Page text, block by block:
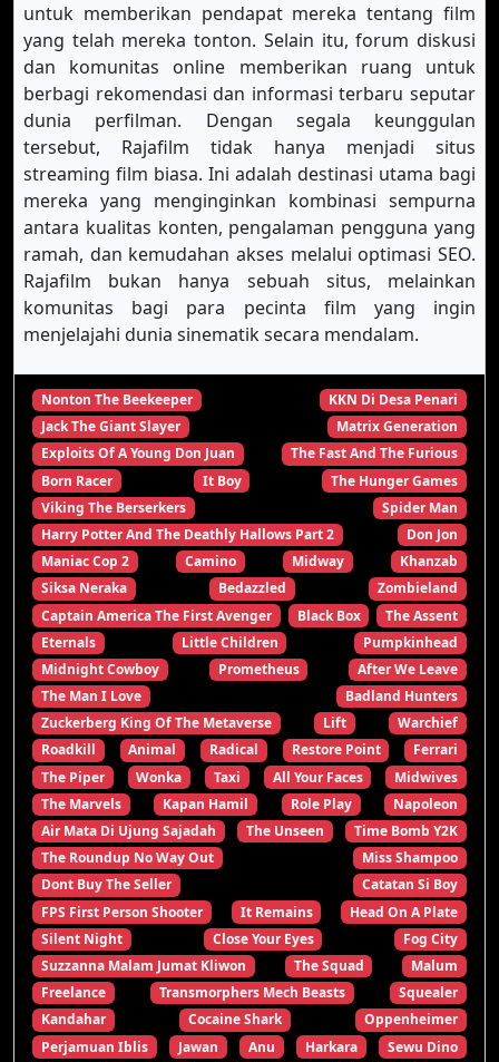
untuk memberikan pendapat mereka tentang film
yang telah mereka tonton. Selain itu, forum diskusi
dan komunitas online memberikan ruang untuk
berbagi rekomendasi dan informasi terbaru seputar
dunia perfilman. Dengan segala keunggulan
tersebut, Rajafilm tidak hanya menjadi situs
streaming film biasa. Ini adalah destinasi utama bagi
mereka yang menginginkan kombinasi sempurna
antara kualitas konten, pengalaman pengguna yang
ramah, dan kemudahan akses melalui optimasi SEO.
Rajafilm bukan hanya sebuah situs, melainkan
komunitas bagi para pecinta film yang ingin
menjelajahi dunia sinematik secara mendalam.
Nonton The Beekeeper
KKN Di Desa Penari
Jack The Giant Slayer
Matrix Generation
Exploits Of A Young Don Juan
The Fast And The Furious
Born Racer
It Boy
The Hunger Games
Viking The Berserkers
Spider Man
Harry Potter And The Deathly Hallows Part 2
Don Jon
Maniac Cop 2
Camino Midway
Khanzab
Siksa Neraka
Bedazzled
Zombieland
Captain America The First Avenger
Black Box
The Assent
Eternals
Little Children
Pumpkinhead
Midnight Cowboy
Prometheus
After We Leave
The Man I Love
Badland Hunters
Zuckerberg King Of The Metaverse
Lift
Warchief
Roadkill
Animal Radical Restore Point
Ferrari
The Piper
Wonka Taxi All Your Faces
Midwives
The Marvels
Kapan Hamil Role Play
Napoleon
Air Mata Di Ujung Sajadah
The Unseen
Time Bomb Y2K
The Roundup No Way Out
Miss Shampoo
Dont Buy The Seller
Catatan Si Boy
FPS First Person Shooter
It Remains
Head On A Plate
Silent Night
Close Your Eyes
Fog City
Suzzanna Malam Jumat Kliwon
The Squad
Malum
Freelance
Transmorphers Mech Beasts
Squealer
Kandahar
Cocaine Shark
Oppenheimer
Perjamuan Iblis
Jawan Anu Harkara
Sewu Dino